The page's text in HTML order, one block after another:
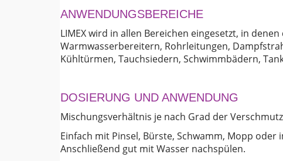
ANWENDUNGSBEREICHE
LIMEX wird in allen Bereichen eingesetzt, in
Warmwasserbereitern, Rohrleitungen,
Kühltürmen, Tauchsiedern, Schwimmbädern,
DOSIERUNG UND ANWENDUNG
Mischungsverhältnis je nach Grad der
Einfach mit Pinsel, Bürste, Schwamm, Mopp oder
Anschließend gut mit Wasser nachspülen.